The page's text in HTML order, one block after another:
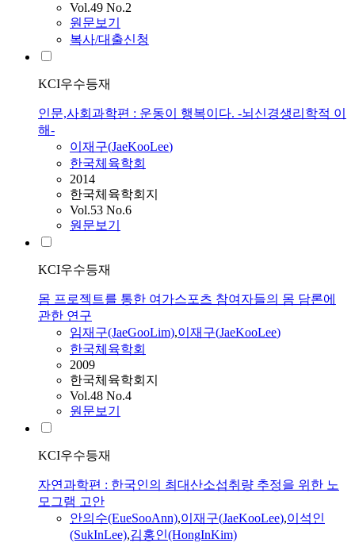
Vol.49 No.2
원문보기
복사/대출신청
KCI우수등재
인문,사회과학편 : 운동이 행복이다. -뇌신경생리학적 이
해-
이재구(JaeKooLee)
한국체육학회
2014
한국체육학회지
Vol.53 No.6
원문보기
KCI우수등재
몸 프로젝트를 통한 여가스포츠 참여자들의 몸 담론에
관한 연구
임재구(JaeGooLim),이재구(JaeKooLee)
한국체육학회
2009
한국체육학회지
Vol.48 No.4
원문보기
KCI우수등재
자연과학편 : 한국인의 최대산소섭취량 추정을 위한 노
모그램 고안
안의수(EueSooAnn),이재구(JaeKooLee),이석인
(SukInLee),김홍인(HongInKim)